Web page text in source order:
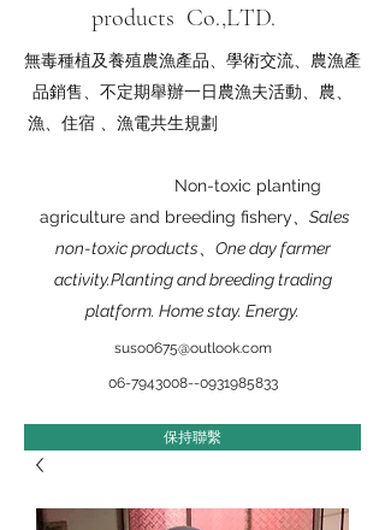
products Co.,LTD.
無毒種植及養殖農漁產品、學術交流、農漁產
品銷售、不定期舉辦一日農漁夫活動、農、
漁、住宿 、漁電共生規劃
Non-toxic planting
agriculture and breeding fishery 、Sales
non-toxic products、One day farmer
activity.Planting and breeding trading
platform. Home stay. Energy.
suso0675@outlook.com
​06-7943008--0931985833
保持聯繫